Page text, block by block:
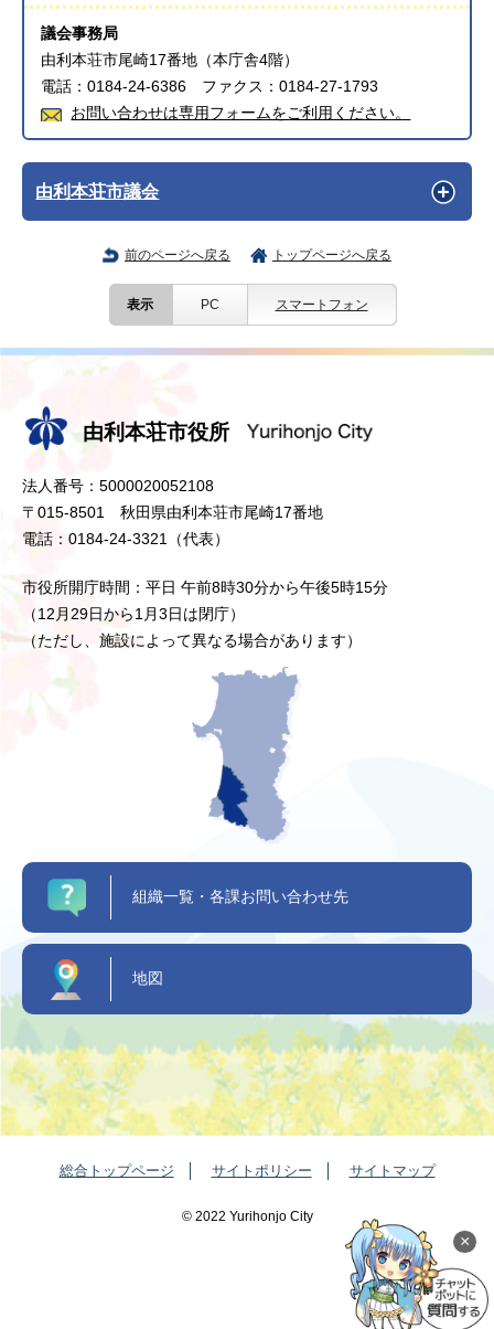
議会事務局
由利本荘市尾崎17番地（本庁舎4階）
電話：0184-24-6386 ファクス：0184-27-1793
お問い合わせは専用フォームをご利用ください。
由利本荘市議会
前のページへ戻る トップページへ戻る
表示 PC スマートフォン
×
由利本荘市役所
法人番号：5000020052108
〒015-8501 秋田県由利本荘市尾崎17番地
電話：0184-24-3321（代表）
市役所開庁時間：平日 午前8時30分から午後5時15分
（12月29日から1月3日は閉庁）
（ただし、施設によって異なる場合があります）
組織一覧・各課お問い合わせ先
地図
総合トップページ サイトポリシー サイトマップ
©️ 2022 Yurihonjo City